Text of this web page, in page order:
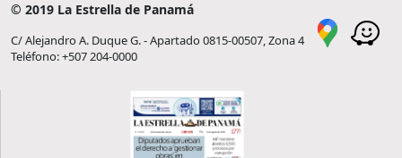
© 2019 La Estrella de Panamá
C/ Alejandro A. Duque G. - Apartado 0815-00507, Zona 4
Teléfono: +507 204-0000